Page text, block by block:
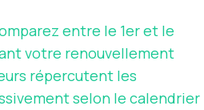
entre le 1er et le
votre renouvellement
répercutent les
selon le calendrier